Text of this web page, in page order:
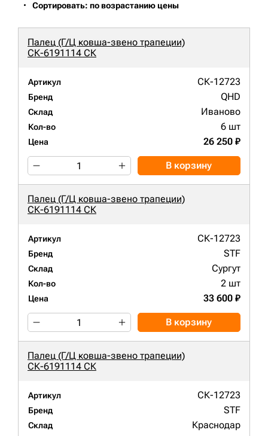
Сортировать: по возрастанию цены
Палец (Г/Ц ковша-звено трапеции)
СК-6191114 СК
Артикул СК-12723
Бренд QHD
Склад Иваново
Кол-во 6 шт
Цена 26 250 ₽
В корзину
Палец (Г/Ц ковша-звено трапеции)
СК-6191114 СК
Артикул СК-12723
Бренд STF
Склад Сургут
Кол-во 2 шт
Цена 33 600 ₽
В корзину
Палец (Г/Ц ковша-звено трапеции)
СК-6191114 СК
Артикул СК-12723
Бренд STF
Склад Краснодар